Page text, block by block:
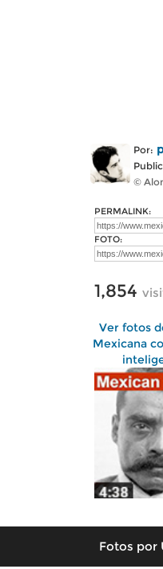
Por:
©
PERMALINK:
FOTO:
1,854
Ver fotos
Mexicana
Fotos por